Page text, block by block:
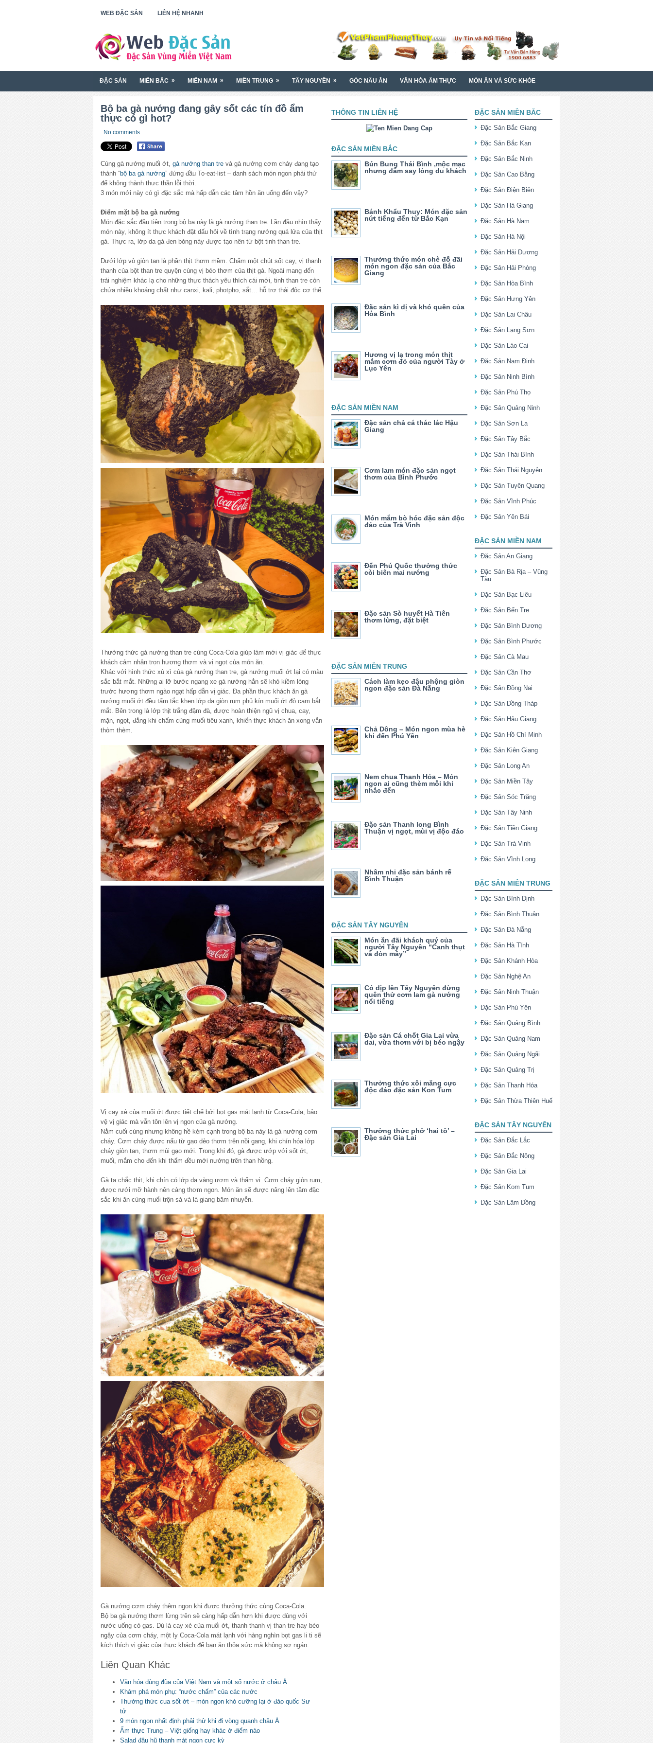
WEB ĐẶC SẢN LIÊN HỆ NHANH
ĐẶC SẢN MIỀN BẮC » MIỀN NAM » MIỀN TRUNG » TÂY NGUYÊN » GÓC NẤU ĂN VĂN HÓA ẨM THỰC MÓN ĂN VÀ SỨC KHỎE
Bộ ba gà nướng đang gây sốt các tín đồ ẩm
thực có gì hot?
No comments
Cùng gà nướng muối ớt, gà nướng than tre và gà nướng cơm cháy đang tạo
thành “bộ ba gà nướng” đứng đầu To-eat-list – danh sách món ngon phải thử
để không thành thực thần lỗi thời.
3 món mới này có gì đặc sắc mà hấp dẫn các tâm hồn ăn uống đến vậy?
Điểm mặt bộ ba gà nướng
Món đặc sắc đầu tiên trong bộ ba này là gà nướng than tre. Lần đầu nhìn thấy
món này, không ít thực khách đặt dấu hỏi về tình trạng nướng quá lửa của thịt
gà. Thực ra, lớp da gà đen bóng này được tạo nên từ bột tinh than tre.
Dưới lớp vỏ giòn tan là phần thịt thơm mềm. Chấm một chút sốt cay, vị thanh
thanh của bột than tre quyện cùng vị béo thơm của thịt gà. Ngoài mang đến
trải nghiệm khác lạ cho những thực thách yêu thích cái mới, tinh than tre còn
chứa nhiều khoáng chất như canxi, kali, photpho, sắt… hỗ trợ thải độc cơ thể.
Thưởng thức gà nướng than tre cùng Coca-Cola giúp làm mới vị giác để thực
khách cảm nhận trọn hương thơm và vị ngọt của món ăn.
Khác với hình thức xù xì của gà nướng than tre, gà nướng muối ớt lại có màu
sắc bắt mắt. Những ai lỡ bước ngang xe gà nướng hẳn sẽ khó kiềm lòng
trước hương thơm ngào ngạt hấp dẫn vị giác. Đa phần thực khách ăn gà
nướng muối ớt đều tấm tắc khen lớp da giòn rụm phủ kín muối ớt đỏ cam bắt
mắt. Bên trong là lớp thịt trắng đậm đà, được hoàn thiện ngũ vị chua, cay,
mặn, ngọt, đắng khi chấm cùng muối tiêu xanh, khiến thực khách ăn xong vẫn
thòm thèm.
Vị cay xè của muối ớt được tiết chế bởi bọt gas mát lạnh từ Coca-Cola, bảo
vệ vị giác mà vẫn tôn lên vị ngon của gà nướng.
Nằm cuối cùng nhưng không hề kém cạnh trong bộ ba này là gà nướng cơm
cháy. Cơm cháy được nấu từ gạo dẻo thơm trên nồi gang, khi chín hóa lớp
cháy giòn tan, thơm mùi gạo mới. Trong khi đó, gà được ướp với sốt ớt,
muối, mắm cho đến khi thấm đều mới nướng trên than hồng.
Gà ta chắc thịt, khi chín có lớp da vàng ươm và thấm vị. Cơm cháy giòn rụm,
được rưới mỡ hành nên càng thơm ngon. Món ăn sẽ được nâng lên tầm đặc
sắc khi ăn cùng muối trộn sả và lá giang băm nhuyễn.
Gà nướng cơm cháy thêm ngon khi được thưởng thức cùng Coca-Cola.
Bộ ba gà nướng thơm lừng trên sẽ càng hấp dẫn hơn khi được dùng với
nước uống có gas. Dù là cay xè của muối ớt, thanh thanh vị than tre hay béo
ngậy của cơm cháy, một ly Coca-Cola mát lạnh với hàng nghìn bọt gas li ti sẽ
kích thích vị giác của thực khách để bạn ăn thỏa sức mà không sợ ngán.
Liên Quan Khác
Văn hóa dùng đũa của Việt Nam và một số nước ở châu Á
Khám phá món phụ: “nước chấm” của các nước
Thưởng thức cua sốt ớt – món ngon khó cưỡng lại ở đảo quốc Sư
tử
9 món ngon nhất định phải thử khi đi vòng quanh châu Á
Ẩm thực Trung – Việt giống hay khác ở điểm nào
Salad đậu hũ thanh mát ngon cực kỳ
THÔNG TIN LIÊN HỆ
ĐẶC SẢN MIỀN BẮC
Bún Bung Thái Bình ,mộc mạc
nhưng đắm say lòng du khách
Bánh Khẩu Thuy: Món đặc sản
nứt tiếng đến từ Bắc Kạn
Thưởng thức món chè đỗ đãi
món ngon đặc sản của Bắc
Giang
Đặc sản kì dị và khó quên của
Hòa Bình
Hương vị lạ trong món thịt
mắm cơm đỏ của người Tày ở
Lục Yên
ĐẶC SẢN MIỀN NAM
Đặc sản chả cá thác lác Hậu
Giang
Cơm lam món đặc sản ngọt
thơm của Bình Phước
Món mắm bò hóc đặc sản độc
đáo của Trà Vinh
Đến Phú Quốc thưởng thức
còi biên mai nướng
Đặc sản Sò huyết Hà Tiên
thơm lừng, đặt biệt
ĐẶC SẢN MIỀN TRUNG
Cách làm kẹo đậu phộng giòn
ngon đặc sản Đà Nẵng
Chả Dông – Món ngon mùa hè
khi đến Phú Yên
Nem chua Thanh Hóa – Món
ngon ai cũng thèm mỗi khi
nhắc đến
Đặc sản Thanh long Bình
Thuận vị ngọt, mùi vị độc đáo
Nhâm nhi đặc sản bánh rế
Bình Thuận
ĐẶC SẢN TÂY NGUYÊN
Món ăn đãi khách quý của
người Tây Nguyên “Canh thụt
và đòn mây”
Có dịp lên Tây Nguyên đừng
quên thử cơm lam gà nướng
nổi tiếng
Đặc sản Cá chốt Gia Lai vừa
dai, vừa thơm với bị béo ngậy
Thưởng thức xôi măng cực
độc đáo đặc sản Kon Tum
Thưởng thức phở ‘hai tô’ –
Đặc sản Gia Lai
ĐẶC SẢN MIỀN BẮC
Đặc Sản Bắc Giang
Đặc Sản Bắc Kạn
Đặc Sản Bắc Ninh
Đặc Sản Cao Bằng
Đặc Sản Điện Biên
Đặc Sản Hà Giang
Đặc Sản Hà Nam
Đặc Sản Hà Nội
Đặc Sản Hải Dương
Đặc Sản Hải Phòng
Đặc Sản Hòa Bình
Đặc Sản Hưng Yên
Đặc Sản Lai Châu
Đặc Sản Lạng Sơn
Đặc Sản Lào Cai
Đặc Sản Nam Định
Đặc Sản Ninh Bình
Đặc Sản Phú Thọ
Đặc Sản Quảng Ninh
Đặc Sản Sơn La
Đặc Sản Tây Bắc
Đặc Sản Thái Bình
Đặc Sản Thái Nguyên
Đặc Sản Tuyên Quang
Đặc Sản Vĩnh Phúc
Đặc Sản Yên Bái
ĐẶC SẢN MIỀN NAM
Đặc Sản An Giang
Đặc Sản Bà Rịa – Vũng
Tàu
Đặc Sản Bạc Liêu
Đặc Sản Bến Tre
Đặc Sản Bình Dương
Đặc Sản Bình Phước
Đặc Sản Cà Mau
Đặc Sản Cần Thơ
Đặc Sản Đồng Nai
Đặc Sản Đồng Tháp
Đặc Sản Hậu Giang
Đặc Sản Hồ Chí Minh
Đặc Sản Kiên Giang
Đặc Sản Long An
Đặc Sản Miền Tây
Đặc Sản Sóc Trăng
Đặc Sản Tây Ninh
Đặc Sản Tiền Giang
Đặc Sản Trà Vinh
Đặc Sản Vĩnh Long
ĐẶC SẢN MIỀN TRUNG
Đặc Sản Bình Định
Đặc Sản Bình Thuận
Đặc Sản Đà Nẵng
Đặc Sản Hà Tĩnh
Đặc Sản Khánh Hòa
Đặc Sản Nghệ An
Đặc Sản Ninh Thuận
Đặc Sản Phú Yên
Đặc Sản Quảng Bình
Đặc Sản Quảng Nam
Đặc Sản Quảng Ngãi
Đặc Sản Quảng Trị
Đặc Sản Thanh Hóa
Đặc Sản Thừa Thiên Huế
ĐẶC SẢN TÂY NGUYÊN
Đặc Sản Đắc Lắc
Đặc Sản Đắc Nông
Đặc Sản Gia Lai
Đặc Sản Kom Tum
Đặc Sản Lâm Đồng